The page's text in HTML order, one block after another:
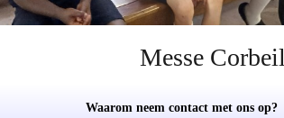
Messe Corbeil
Waarom neem contact met ons op?